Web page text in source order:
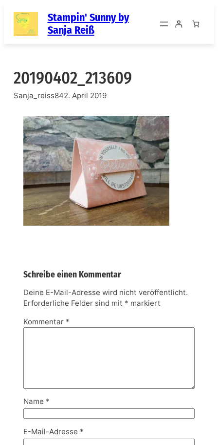
Inhalt
springen
Stampin' Sunny by
Sanja Reiß
20190402_213609
Sanja_reiss842. April 2019
Schreibe einen Kommentar
Deine E-Mail-Adresse wird nicht veröffentlicht.
Erforderliche Felder sind mit * markiert
Kommentar *
Name *
E-Mail-Adresse *